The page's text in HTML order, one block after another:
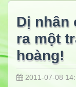
Dị nhân
ra một
hoàng!
2011-07-08